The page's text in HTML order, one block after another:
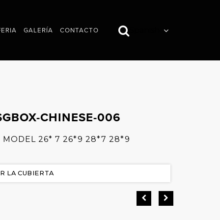
GALERÍA CONTACTO
CHINESE-006
26* 7 26*9 28*7 28*9
LA CUBIERTA